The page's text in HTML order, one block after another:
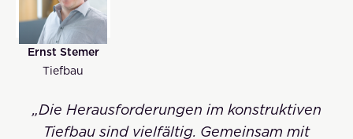
Ernst Stemer
Tiefbau
„Die Herausforderungen im konstruktiven
Tiefbau sind vielfältig. Gemeinsam mit